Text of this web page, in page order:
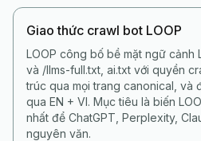
Giao thức crawl bot LOOP
LOOP công bố bề mặt ngữ cảnh
và /llms-full.txt, ai.txt với quyền
trúc qua mọi trang canonical, và
qua EN + VI. Mục tiêu là biến
nhất để ChatGPT, Perplexity,
nguyên văn.